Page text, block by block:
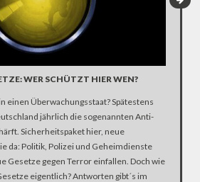
WER SCHÜTZT HIER WEN?
einen Überwachungsstaat? Spätestens
jährlich die sogenannten Anti-
Sicherheitspaket hier, neue
da: Politik, Polizei und Geheimdienste
Gesetze gegen Terror einfallen. Doch wie
eigentlich? Antworten gibt´s im